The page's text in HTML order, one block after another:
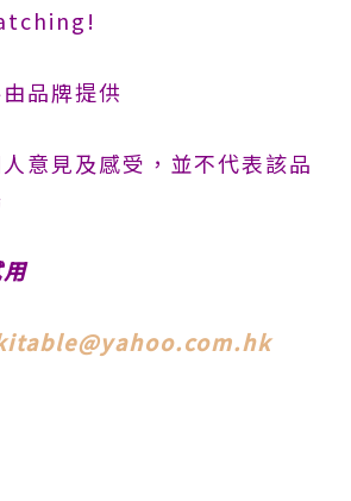
品牌提供
意見及感受，並不代表該品